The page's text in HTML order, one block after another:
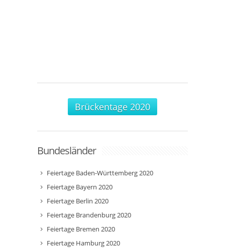
Brückentage 2020
Bundesländer
Feiertage Baden-Württemberg 2020
Feiertage Bayern 2020
Feiertage Berlin 2020
Feiertage Brandenburg 2020
Feiertage Bremen 2020
Feiertage Hamburg 2020